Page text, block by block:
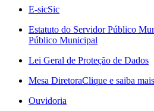
E-sicSic
Estatuto do Servidor Público
Público Municipal
Lei Geral de Proteção de Dados
Mesa DiretoraClique e saiba mais
Ouvidoria